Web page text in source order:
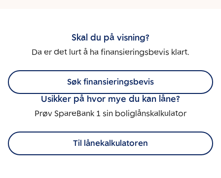
Skal du på visning?
Da er det lurt å ha finansieringsbevis klart.
Søk finansieringsbevis
Usikker på hvor mye du kan låne?
Prøv SpareBank 1 sin boliglånskalkulator
Til lånekalkulatoren